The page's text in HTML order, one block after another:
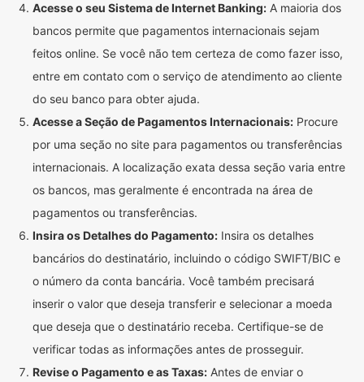
Acesse o seu Sistema de Internet Banking: A maioria dos
bancos permite que pagamentos internacionais sejam
feitos online. Se você não tem certeza de como fazer isso,
entre em contato com o serviço de atendimento ao cliente
do seu banco para obter ajuda.
Acesse a Seção de Pagamentos Internacionais: Procure
por uma seção no site para pagamentos ou transferências
internacionais. A localização exata dessa seção varia entre
os bancos, mas geralmente é encontrada na área de
pagamentos ou transferências.
Insira os Detalhes do Pagamento: Insira os detalhes
bancários do destinatário, incluindo o código SWIFT/BIC e
o número da conta bancária. Você também precisará
inserir o valor que deseja transferir e selecionar a moeda
que deseja que o destinatário receba. Certifique-se de
verificar todas as informações antes de prosseguir.
Revise o Pagamento e as Taxas: Antes de enviar o